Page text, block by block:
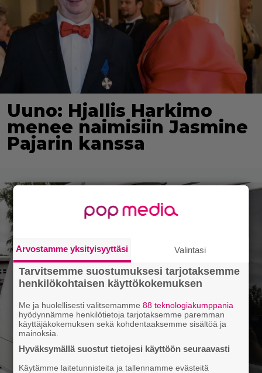
Uuno: Hjallis Harkimo
menee naimisiin Jasmine
Pajarin kanssa
Arvostamme yksityisyyttäsi Valintasi
Tarvitsemme suostumuksesi tarjotaksemme
henkilökohtaisen käyttökokemuksen
Me ja huolellisesti valitsemamme88 teknologiakumppania
hyödynnämme henkilötietoja tarjotaksemme paremman
käyttäjäkokemuksen sekä kohdentaaksemme sisältöä ja
mainoksia.
Hyväksymällä suostut tietojesi käyttöön seuraavasti
Käytämme laitetunnisteita ja tallennamme evästeitä